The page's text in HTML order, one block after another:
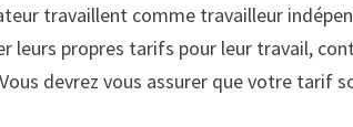
travaillent comme travailleur
leurs propres tarifs pour leur travail,
devrez vous assurer que votre